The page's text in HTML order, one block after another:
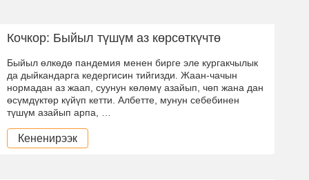
Кочкор: Быйыл түшүм аз көрсөткүчтө
Быйыл өлкөдө пандемия менен бирге эле кургакчылык
да дыйкандарга кедергисин тийгизди. Жаан-чачын
нормадан аз жаап, суунун көлөмү азайып, чөп жана дан
өсүмдүктөр күйүп кетти. Албетте, мунун себебинен
түшүм азайып арпа, …
Кененирээк